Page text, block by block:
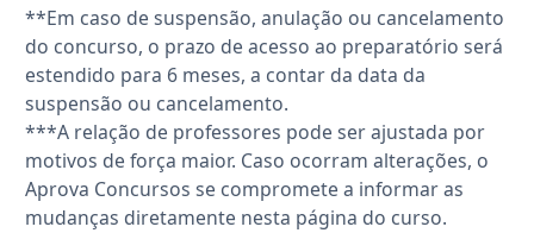
**Em caso de suspensão, anulação ou cancelamento
do concurso, o prazo de acesso ao preparatório será
estendido para 6 meses, a contar da data da
suspensão ou cancelamento.
***A relação de professores pode ser ajustada por
motivos de força maior. Caso ocorram alterações, o
Aprova Concursos se compromete a informar as
mudanças diretamente nesta página do curso.